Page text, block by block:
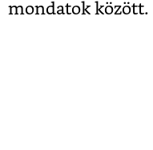
mondatok között.